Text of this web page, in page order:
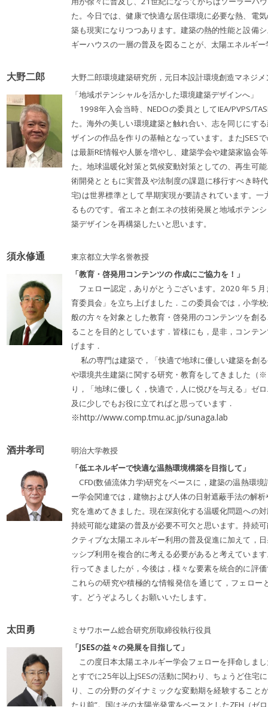
た。今日では、健康で快適な居住環境に必要な熱、電
築も現実になりつつあります。建築の熱的性能と設備
ギーハウスの一層の普及を図ることが、太陽エネルギ
大野二郎
大野二郎環境建築研究所，元日本設計環境創造マネジ
「地域ポテンシャルを活かした環境建築デザインへ」
1998年入会当時、NEDOの委員としてIEA/PVPS/
た。海外の美しい環境建築と触れ合い、志を同じにす
ザインの作品を作りの基軸となっています。またJSES
は最新RE情報や人脈を増やし、建築学会や建築家協会
た。地球温暖化対策と気候変動対策としての、再生可
術開発とともに実普及や法制度の課題に移行すべき時
宅)は世界標準として早期実現が要請されています。
るものです。省エネと創エネの技術発展と地域ポテン
築デザインを再構築したいと思います。
須永修通
東京都立大学名誉教授
「教育・啓発用コンテンツの 作成にご協力を！」
フェロー認定，ありがとうございます。2020 年 5
育委員会」を立ち上げました．この委員会では，小学
般の方々を対象とした教育・啓発用のコンテンツを創
ることを目的としています．皆様にも，是非，コンテ
げます．
私の専門は建築で，「快適で地球に優しい建築を創
や環境共生建築に関する研究・教育をしてきました（
り，「地球に優しく，快適で，人に悦びを与える」ゼ
及に少しでもお役に立てればと思っています．
※http://www.comp.tmu.ac.jp/sunaga.lab
酒井孝司
明治大学教授
「低エネルギーで快適な温熱環境構築を目指して」
CFD(数値流体力学)研究をベースに，建築の温熱環
ー学会関連では，建物および人体の日射遮蔽手法の解
究を進めてきました。現在深刻化する温暖化問題への
持続可能な建築の普及が必要不可欠と思います。持続
クティブな太陽エネルギー利用の普及促進に加えて，
ッシブ利用を複合的に考える必要があると考えていま
行ってきましたが，今後は，様々な要素を統合的に評
これらの研究や積極的な情報発信を通じて，フェロ
す。どうぞよろしくお願いいたします。
太田勇
ミサワホーム総合研究所取締役執行役員
「JSESの益々の発展を目指して」
この度日本太陽エネルギー学会フェローを拝命しま
とすでに25年以上JSESの活動に関わり、ちょうど住宅
り、この分野のダイナミックな変動期を経験すること